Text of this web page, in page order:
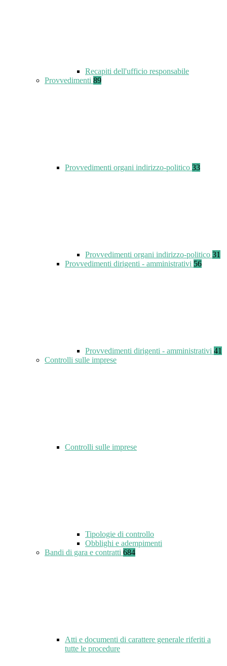
Recapiti dell'ufficio responsabile
Provvedimenti 89
Provvedimenti organi indirizzo-politico 33
Provvedimenti organi indirizzo-politico 31
Provvedimenti dirigenti - amministrativi 56
Provvedimenti dirigenti - amministrativi 41
Controlli sulle imprese
Controlli sulle imprese
Tipologie di controllo
Obblighi e adempimenti
Bandi di gara e contratti 684
Atti e documenti di carattere generale riferiti a
tutte le procedure